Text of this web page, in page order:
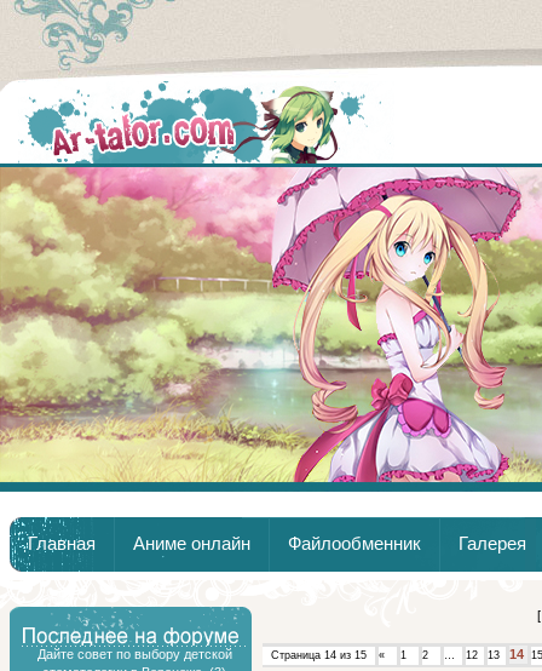
Главная
Аниме
Главная Аниме онлайн Файлообменник Галерея
Дайте совет по выбору детской
Страница 14 из 15 « 1 2 … 12 13 14 15